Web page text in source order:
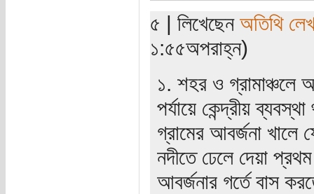
৫ | লিখেছেন অতিথি
১:৫৫অপরাহ্ন)
১. শহর ও গ্রামাঞ্চলে
পর্যায়ে কেন্দ্রীয়
গ্রামের আবর্জনা খালে
নদীতে ঢেলে দেয়া
আবর্জনার গর্তে বাস